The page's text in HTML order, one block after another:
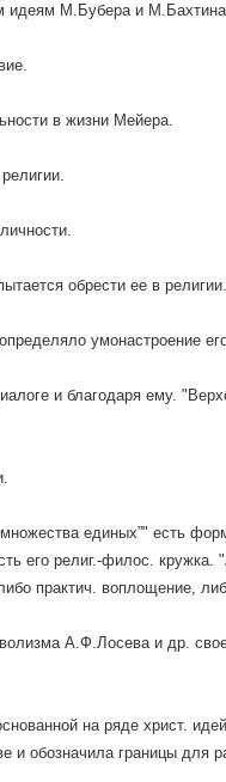
идеям М.Бубера и
в жизни Мейера.
обрести ее в религии.
умонастроение
и благодаря ему.
единых”" есть
его религ.-филос.
практич. воплощение,
А.Ф.Лосева и др.
на ряде христ.
и обозначила границы для